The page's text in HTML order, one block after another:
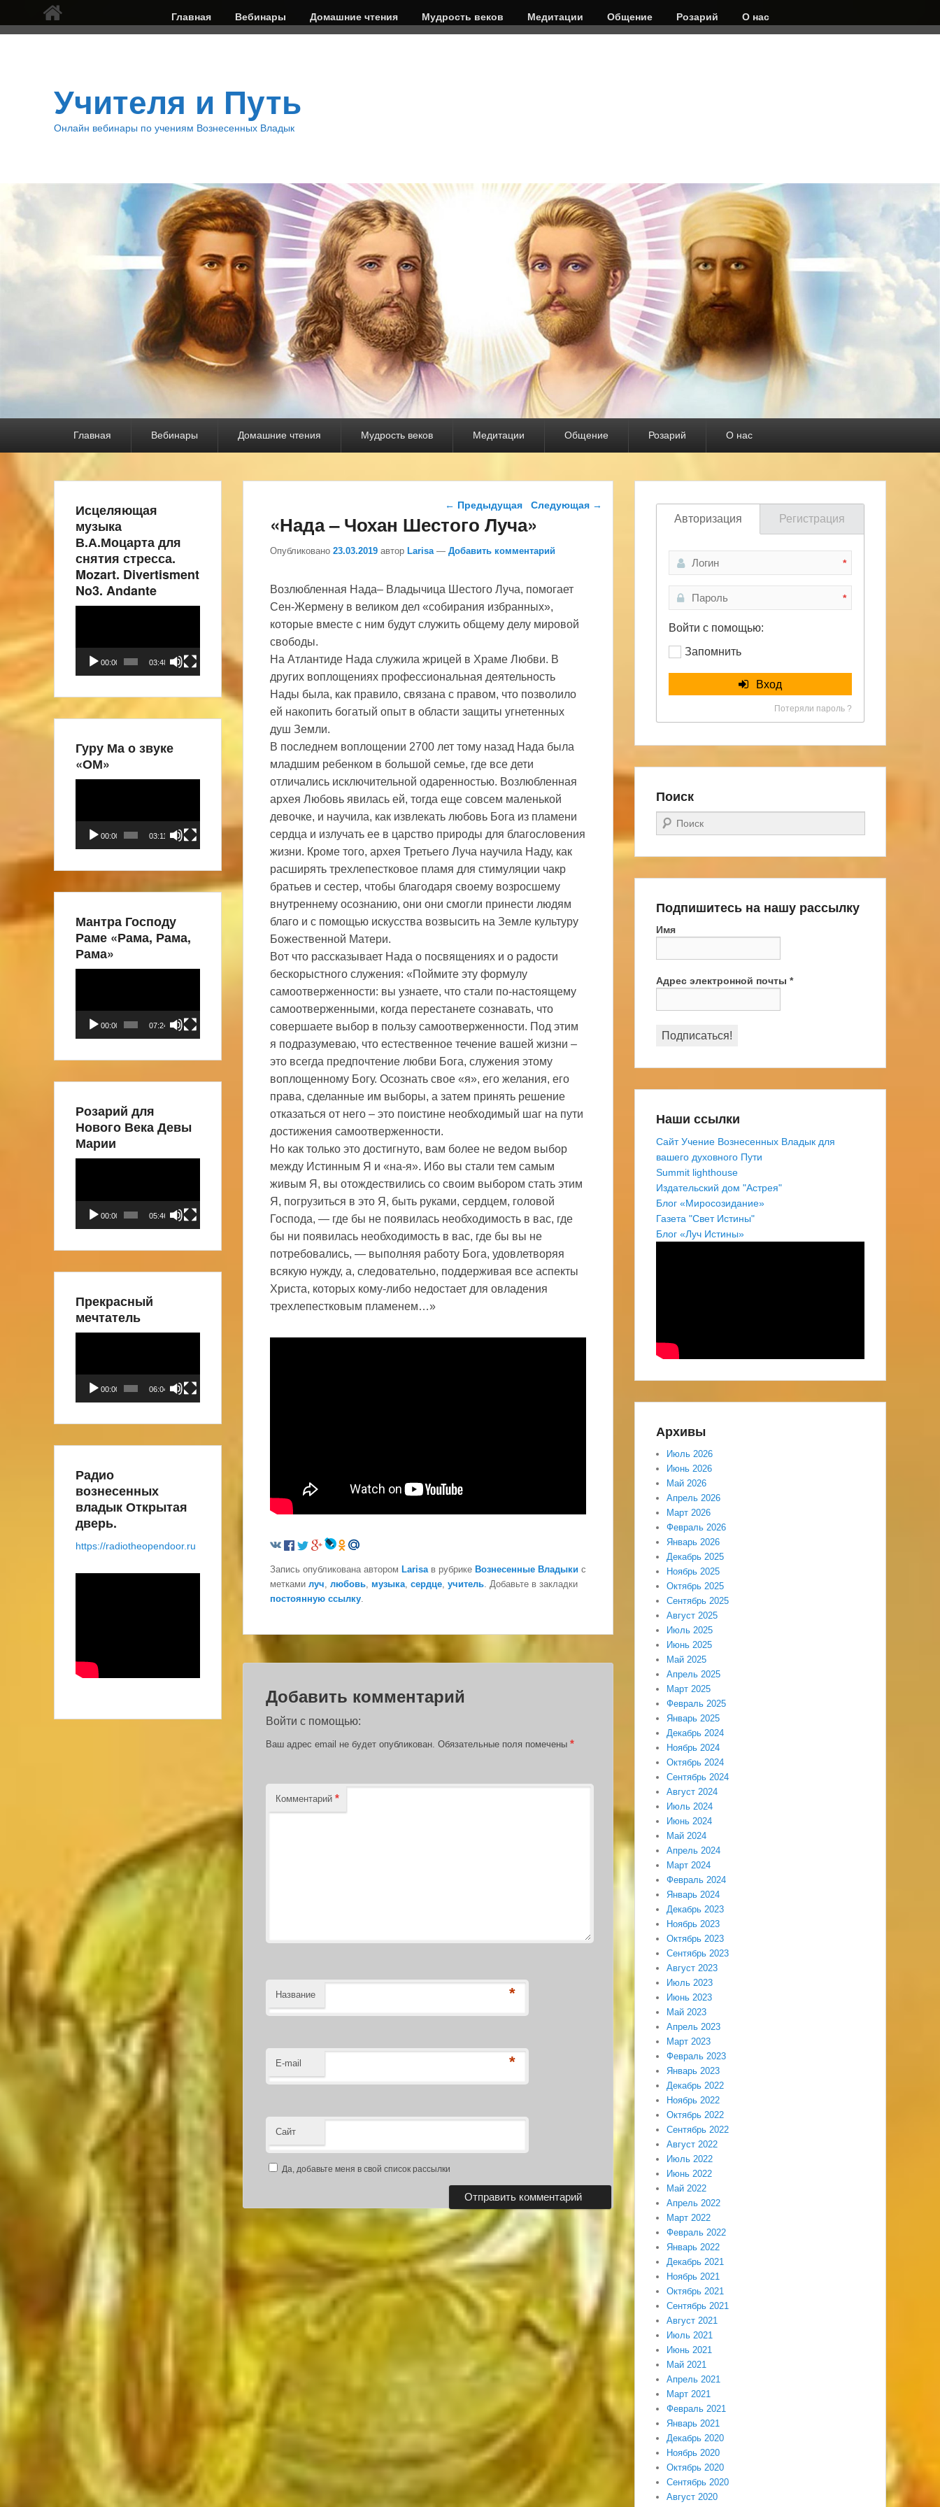
Верхнее
меню
Главная Вебинары Домашние чтения Мудрость веков Медитации Общение Розарий О нас
Учителя и Путь
Онлайн вебинары по учениям Вознесенных Владык
Главная Вебинары Домашние чтения Мудрость веков Медитации Общение Розарий О нас
Навигация по записям
← Предыдущая Следующая →
«Нада – Чохан Шестого Луча»
Опубликовано 23.03.2019 автор Larisa — Добавить комментарий
Возлюбленная Нада– Владычица Шестого Луча, помогает
Сен-Жермену в великом дел «собирания избранных»,
которые вместе с ним будут служить общему делу мировой
свободы.
На Атлантиде Нада служила жрицей в Храме Любви. В
других воплощениях профессиональная деятельность
Нады была, как правило, связана с правом, что позволило
ей накопить богатый опыт в области защиты угнетенных
душ Земли.
В последнем воплощении 2700 лет тому назад Нада была
младшим ребенком в большой семье, где все дети
отличались исключительной одаренностью. Возлюбленная
архея Любовь явилась ей, тогда еще совсем маленькой
девочке, и научила, как извлекать любовь Бога из пламени
сердца и излучать ее в царство природы для благословения
жизни. Кроме того, архея Третьего Луча научила Наду, как
расширять трехлепестковое пламя для стимуляции чакр
братьев и сестер, чтобы благодаря своему возросшему
внутреннему осознанию, они они смогли принести людям
благо и с помощью искусства возвысить на Земле культуру
Божественной Матери.
Вот что рассказывает Нада о посвящениях и о радости
бескорыстного служения: «Поймите эту формулу
самоотверженности: вы узнаете, что стали по-настоящему
самоотверженными, когда перестанете сознавать, что
совершаете выбор в пользу самоотверженности. Под этим
я подразумеваю, что естественное течение вашей жизни –
это всегда предпочтение любви Бога, служения этому
воплощенному Богу. Осознать свое «я», его желания, его
права, сделанные им выборы, а затем принять решение
отказаться от него – это поистине необходимый шаг на пути
достижения самоотверженности.
Но как только это достигнуто, вам более не ведом выбор
между Истинным Я и «на-я». Ибо вы стали тем самым
живым Я, вы отождествились со своим выбором стать этим
Я, погрузиться в это Я, быть руками, сердцем, головой
Господа, — где бы не появилась необходимость в вас, где
бы ни появилась необходимость в вас, где бы вы не
потребовались, — выполняя работу Бога, удовлетворяя
всякую нужду, а, следовательно, поддерживая все аспекты
Христа, которых кому-либо недостает для овладения
трехлепестковым пламенем…»
Запись опубликована автором Larisaв рубрике Вознесенные Владыки с
метками луч, любовь, музыка, сердце, учитель. Добавьте в закладки
постоянную ссылку.
Добавить комментарий
Войти с помощью:
Ваш адрес email не будет опубликован. Обязательные поля помечены *
Комментарий *
Название *
E-mail *
Сайт
Да, добавьте меня в свой список рассылки
Авторизация Регистрация
*
*
Войти с помощью:
Запомнить
Вход
Потеряли пароль ?
Поиск
Поиск
Подпишитесь на нашу рассылку
Имя
Адрес электронной почты *
Наши ссылки
Сайт Учение Вознесенных Владык для
вашего духовного Пути
Summit lighthouse
Издательский дом "Астрея"
Блог «Миросозидание»
Газета "Свет Истины"
Блог «Луч Истины»
Архивы
Июль 2026
Июнь 2026
Май 2026
Апрель 2026
Март 2026
Февраль 2026
Январь 2026
Декабрь 2025
Ноябрь 2025
Октябрь 2025
Сентябрь 2025
Август 2025
Июль 2025
Июнь 2025
Май 2025
Апрель 2025
Март 2025
Февраль 2025
Январь 2025
Декабрь 2024
Ноябрь 2024
Октябрь 2024
Сентябрь 2024
Август 2024
Июль 2024
Июнь 2024
Май 2024
Апрель 2024
Март 2024
Февраль 2024
Январь 2024
Декабрь 2023
Ноябрь 2023
Октябрь 2023
Сентябрь 2023
Август 2023
Июль 2023
Июнь 2023
Май 2023
Апрель 2023
Март 2023
Февраль 2023
Январь 2023
Декабрь 2022
Ноябрь 2022
Октябрь 2022
Сентябрь 2022
Август 2022
Июль 2022
Июнь 2022
Май 2022
Апрель 2022
Март 2022
Февраль 2022
Январь 2022
Декабрь 2021
Ноябрь 2021
Октябрь 2021
Сентябрь 2021
Август 2021
Июль 2021
Июнь 2021
Май 2021
Апрель 2021
Март 2021
Февраль 2021
Январь 2021
Декабрь 2020
Ноябрь 2020
Октябрь 2020
Сентябрь 2020
Август 2020
Исцеляющая
музыка
В.А.Моцарта для
снятия стресса.
Mozart. Divertisment
No3. Andante
00:00 03:48
Гуру Ма о звуке
«ОМ»
00:00 03:11
Мантра Господу
Раме «Рама, Рама,
Рама»
00:00 07:24
Розарий для
Нового Века Девы
Марии
00:00 05:46
Прекрасный
мечтатель
00:00 06:04
Радио
вознесенных
владык Открытая
дверь.
https://radiotheopendoor.ru